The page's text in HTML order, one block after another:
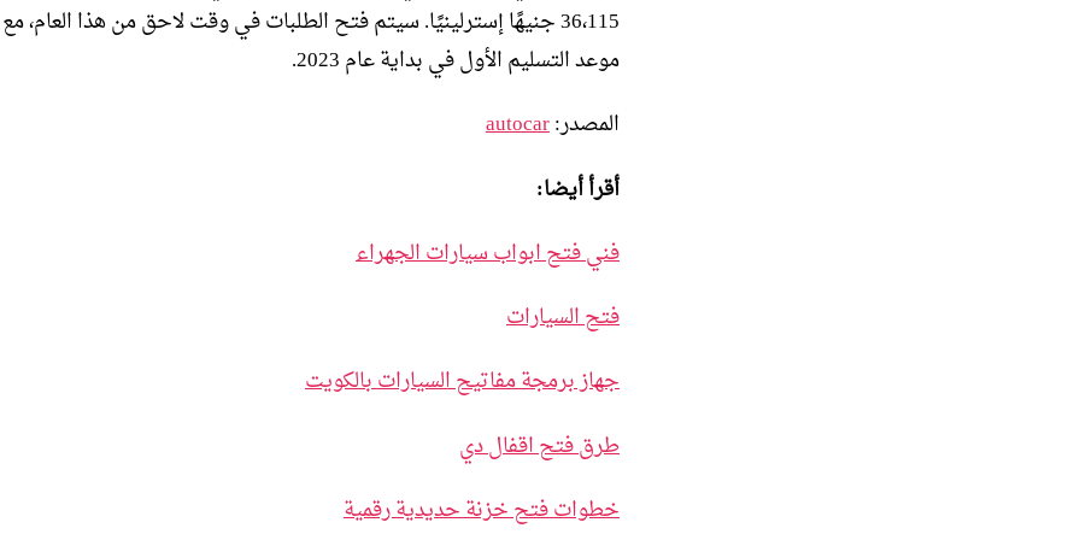
36،115 جنيهًا إسترلينيًا. سيتم فتح الطلبات في وقت لاحق من هذا العام،
موعد التسليم الأول في بداية عام 2023.
المصدر:autocar
أقرأ أيضا:
فني فتح ابواب سيارات الجهراء
فتح السيارات
جهاز برمجة مفاتيح السيارات بالكويت
طرق فتح اقفال دي
خطوات فتح خزنة حديدية رقمية